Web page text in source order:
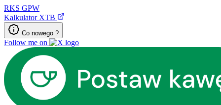
RKS GPW
Kalkulator XTB
Co nowego ?
Follow me on